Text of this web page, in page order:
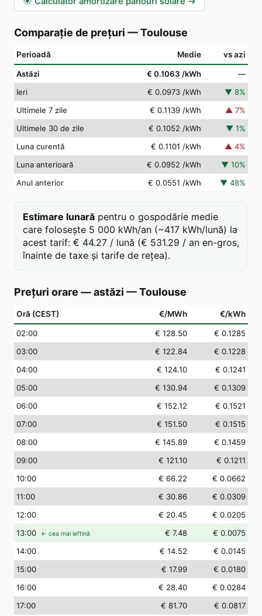
Comparație de prețuri —Toulouse
Perioadă Medie vs azi
Astăzi € 0.1063 /kWh
—
Ieri
€ 0.0973 /kWh ▼ 8%
Ultimele 7 zile
€ 0.1139 /kWh ▲ 7%
Ultimele 30 de zile
€ 0.1052 /kWh ▼ 1%
Luna curentă
€ 0.1101 /kWh ▲ 4%
Luna anterioară
€ 0.0952 /kWh ▼ 10%
Anul anterior
€ 0.0551 /kWh ▼ 48%
Estimare lunară pentru o gospodărie medie
care folosește 5 000 kWh/an (~417 kWh/lună) la
acest tarif: € 44.27 / lună (€ 531.29 / an en-gros,
înainte de taxe și tarife de rețea).
Prețuri orare — astăzi —Toulouse
Oră (CEST) €/MWh €/kWh
02:00 € 128.50
€ 0.1285
03:00 € 122.84
€ 0.1228
04:00 € 124.10
€ 0.1241
05:00 € 130.94
€ 0.1309
06:00 € 152.12
€ 0.1521
07:00 € 151.50
€ 0.1515
08:00 € 145.89
€ 0.1459
09:00 € 121.10
€ 0.1211
10:00 € 66.22
€ 0.0662
11:00 € 30.86
€ 0.0309
12:00 € 20.45
€ 0.0205
13:00 ← cea mai ieftină € 7.48
€ 0.0075
14:00 € 14.52
€ 0.0145
15:00 € 17.99
€ 0.0180
16:00 € 28.40
€ 0.0284
17:00 € 81.70
€ 0.0817